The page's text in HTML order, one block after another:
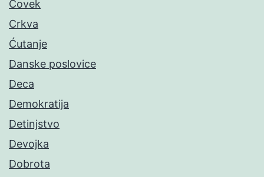
Čovek
Crkva
Ćutanje
Danske poslovice
Deca
Demokratija
Detinjstvo
Devojka
Dobrota